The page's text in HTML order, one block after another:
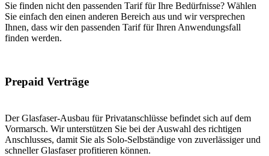
Sie finden nicht den passenden Tarif für Ihre Bedürfnisse? Wählen
Sie einfach den einen anderen Bereich aus und wir versprechen
Ihnen, dass wir den passenden Tarif für Ihren Anwendungsfall
finden werden.
Prepaid Verträge
Der Glasfaser-Ausbau für Privatanschlüsse befindet sich auf dem
Vormarsch. Wir unterstützen Sie bei der Auswahl des richtigen
Anschlusses, damit Sie als Solo-Selbständige von zuverlässiger und
schneller Glasfaser profitieren können.